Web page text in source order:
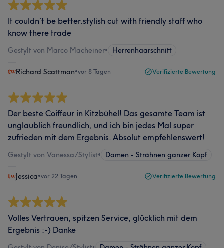
It couldn’t be better.stylish cut with friendly staff who
know there trade
Gestylt von Marco Macheiner• Herrenhaarschnitt
Richard Scattman•vor 8 Tagen Verifizierte Bewertung
Der beste Coiffeur in Kitzbühel! Das gesamte Team ist
unglaublich freundlich, und ich bin jedes Mal super
zufrieden mit dem Ergebnis. Absolut empfehlenswert!
Gestylt von Vanessa/Stylist• Damen - Strähnen ganzer Kopf
Jessica•vor 22 Tagen Verifizierte Bewertung
Volles Vertrauen, spitzen Service, glücklich mit dem
Ergebnis :-) Danke